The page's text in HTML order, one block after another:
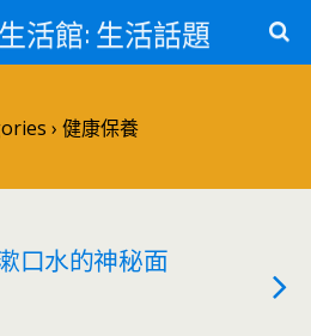
活館: 生活話題
› 健康保養
口水的神秘面